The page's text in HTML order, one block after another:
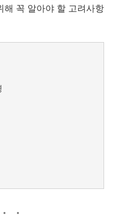
해 꼭 알아야 할 고려사항